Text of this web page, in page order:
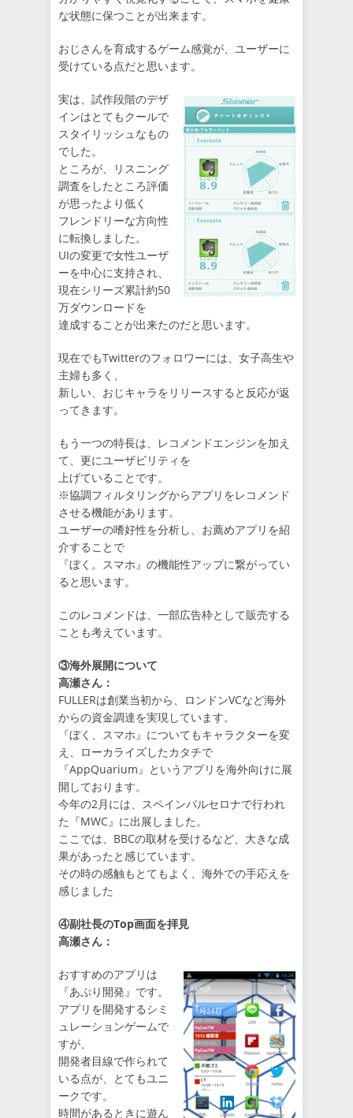
な状態に保つことが出来ます。
おじさんを育成するゲーム感覚が、ユーザーに
受けている点だと思います。
実は、試作段階のデザ
インはとてもクールで
スタイリッシュなもの
でした。
ところが、リスニング
調査をしたところ評価
が思ったより低く
フレンドリーな方向性
に転換しました。
UIの変更で女性ユーザ
ーを中心に支持され、
現在シリーズ累計約50
万ダウンロードを
達成することが出来たのだと思います。
現在でもTwitterのフォロワーには、女子高生や
主婦も多く、
新しい、おじキャラをリリースすると反応が返
ってきます。
もう一つの特長は、レコメンドエンジンを加え
て、更にユーザビリティを
上げていることです。
※協調フィルタリングからアプリをレコメンド
させる機能があります。
ユーザーの嗜好性を分析し、お薦めアプリを紹
介することで
『ぼく。スマホ』の機能性アップに繋がってい
ると思います。
このレコメンドは、一部広告枠として販売する
ことも考えています。
③海外展開について
高瀬さん：
FULLERは創業当初から、ロンドンVCなど海外
からの資金調達を実現しています。
『ぼく、スマホ』についてもキャラクターを変
え、ローカライズしたカタチで
『AppQuarium』というアプリを海外向けに展
開しております。
今年の2月には、スペインバルセロナで行われ
た『MWC』に出展しました。
ここでは、BBCの取材を受けるなど、大きな成
果があったと感じています。
その時の感触もとてもよく、海外での手応えを
感じました
④副社長のTop画面を拝見
高瀬さん：
おすすめのアプリは
『あぷり開発』です。
アプリを開発するシミ
ュレーションゲームで
すが、
開発者目線で作られて
いる点が、とてもユニ
ークです。
時間があるときに遊ん